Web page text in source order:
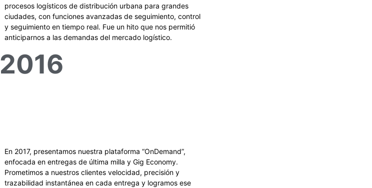
procesos logísticos de distribución urbana para grandes
ciudades, con funciones avanzadas de seguimiento, control
y seguimiento en tiempo real. Fue un hito que nos permitió
anticiparnos a las demandas del mercado logístico.
2016
En 2017, presentamos nuestra plataforma “OnDemand”,
enfocada en entregas de última milla y Gig Economy.
Prometimos a nuestros clientes velocidad, precisión y
trazabilidad instantánea en cada entrega y logramos ese